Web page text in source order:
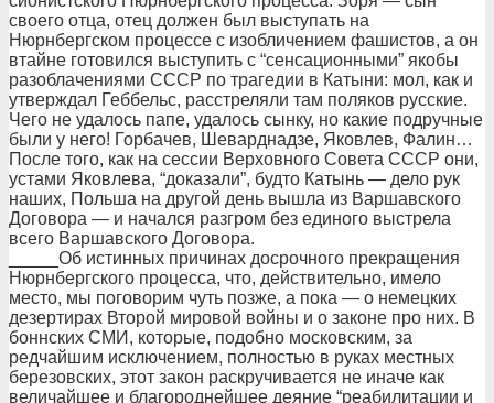
своего отца, отец должен был выступать на
Нюрнбергском процессе с изобличением фашистов, а он
втайне готовился выступить с “сенсационными” якобы
разоблачениями СССР по трагедии в Катыни: мол, как и
утверждал Геббельс, расстреляли там поляков русские.
Чего не удалось папе, удалось сынку, но какие подручные
были у него! Горбачев, Шеварднадзе, Яковлев, Фалин…
После того, как на сессии Верховного Совета СССР они,
устами Яковлева, “доказали”, будто Катынь — дело рук
наших, Польша на другой день вышла из Варшавского
Договора — и начался разгром без единого выстрела
всего Варшавского Договора.
_____Об истинных причинах досрочного прекращения
Нюрнбергского процесса, что, действительно, имело
место, мы поговорим чуть позже, а пока — о немецких
дезертирах Второй мировой войны и о законе про них. В
боннских СМИ, которые, подобно московским, за
редчайшим исключением, полностью в руках местных
березовских, этот закон раскручивается не иначе как
величайшее и благороднейшее деяние “реабилитации и